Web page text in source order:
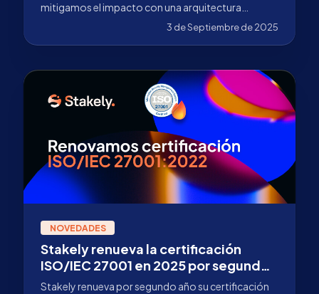
mitigamos el impacto con una arquitectura
3 de Septiembre de 2025
NOVEDADES
Stakely renueva la certificación
ISO/IEC 27001 en 2025 por segundo
año consecutivo
Stakely renueva por segundo año su certificación